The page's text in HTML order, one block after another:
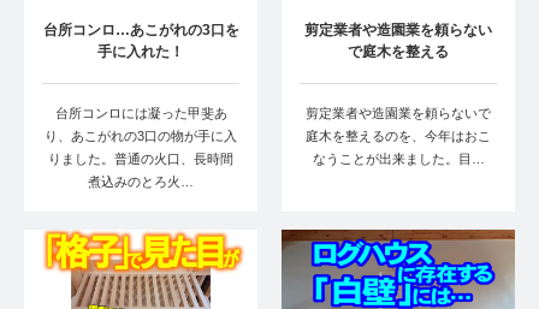
台所コンロ…あこがれの3口を
手に入れた！
台所コンロには凝った甲斐あ
り、あこがれの3口の物が手に入
りました。普通の火口、長時間
煮込みのとろ火…
剪定業者や造園業を頼らない
で庭木を整える
剪定業者や造園業を頼らないで
庭木を整えるのを、今年はおこ
なうことが出来ました。目…